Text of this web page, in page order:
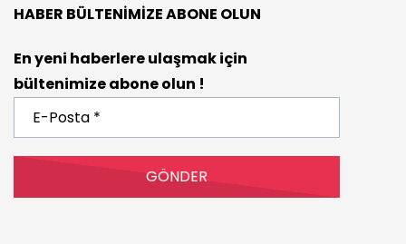
HABER BÜLTENIMIZE ABONE OLUN
En yeni haberlere ulaşmak için
bültenimize abone olun !
Posta
*